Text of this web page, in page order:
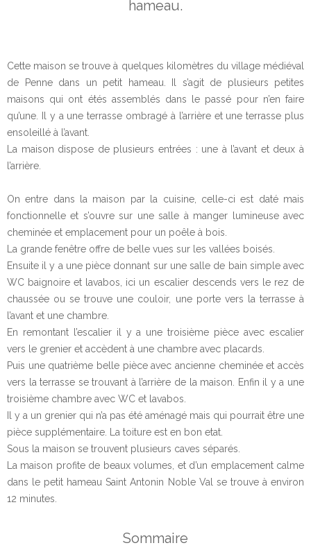
hameau.
Cette maison se trouve à quelques kilomètres du village médiéval
de Penne dans un petit hameau. Il s’agit de plusieurs petites
maisons qui ont étés assemblés dans le passé pour n’en faire
qu’une. Il y a une terrasse ombragé à l’arrière et une terrasse plus
ensoleillé à l’avant.
La maison dispose de plusieurs entrées : une à l’avant et deux à
l’arrière.
On entre dans la maison par la cuisine, celle-ci est daté mais
fonctionnelle et s’ouvre sur une salle à manger lumineuse avec
cheminée et emplacement pour un poêle à bois.
La grande fenêtre offre de belle vues sur les vallées boisés.
Ensuite il y a une pièce donnant sur une salle de bain simple avec
WC baignoire et lavabos, ici un escalier descends vers le rez de
chaussée ou se trouve une couloir, une porte vers la terrasse à
l’avant et une chambre.
En remontant l’escalier il y a une troisième pièce avec escalier
vers le grenier et accèdent à une chambre avec placards.
Puis une quatrième belle pièce avec ancienne cheminée et accès
vers la terrasse se trouvant à l’arrière de la maison. Enfin il y a une
troisième chambre avec WC et lavabos.
Il y a un grenier qui n’a pas été aménagé mais qui pourrait être une
pièce supplémentaire. La toiture est en bon etat.
Sous la maison se trouvent plusieurs caves séparés.
La maison profite de beaux volumes, et d’un emplacement calme
dans le petit hameau Saint Antonin Noble Val se trouve à environ
12 minutes.
Sommaire